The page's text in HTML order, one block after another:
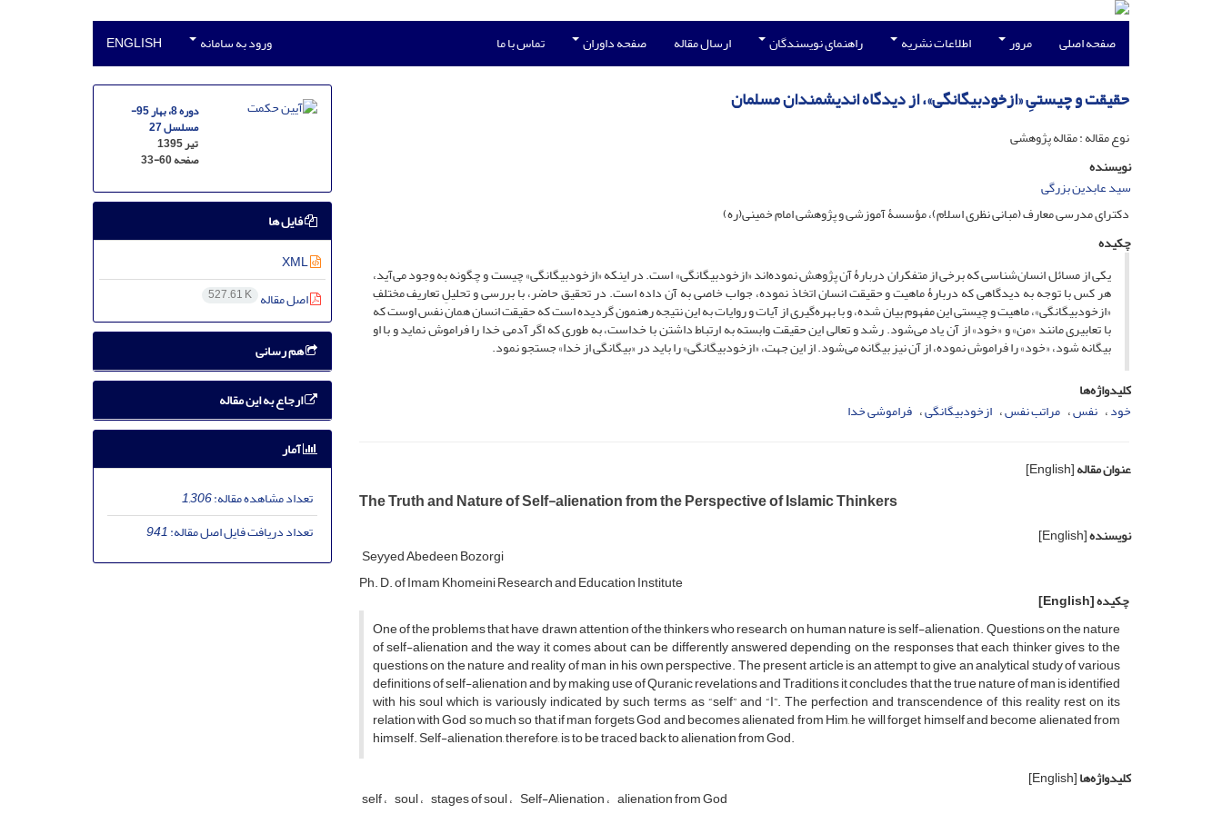
صفحه اصلی مرور اطلاعات نشریه راهنمای نویسندگان ارسال مقاله صفحه داوران تماس با ما ورود به سامانه ENGLISH
حقیقت و چیستیِ «از‌خود‌بیگانگی»، از دیدگاه اندیشمندان مسلمان
نوع مقاله : مقاله پژوهشی
نویسنده
سید عابدین بزرگی
دکترای مدرسی معارف (مبانی نظری اسلام)، مؤسسۀ آموزشی و پژوهشی امام خمینی(ره)
چکیده
یکی از مسائل انسان‌شناسی که برخی از متفکران دربارۀ آن پژوهش نموده‌اند «ازخودبیگانگی» است. در اینکه «ازخودبیگانگی» چیست و چگونه به وجود می‌آید،
هر کس با توجه به دیدگاهی که دربارۀ ماهیت و حقیقت انسان اتخاذ نموده، جواب خاصی به آن داده است. در تحقیق حاضر، با بررسی و تحلیلِ تعاریف مختلفِ
«ازخودبیگانگی»، ماهیت و چیستی این مفهوم بیان شده، و با بهره‌گیری از آیات و روایات به این نتیجه رهنمون گردیده است که حقیقت انسان همان نفس اوست که
با تعابیری مانند «من» و «خود» از آن یاد می‌شود. رشد و تعالی این حقیقت وابسته به ارتباط داشتن با خداست، به طوری که اگر آدمی خدا را فراموش نماید و با او
بیگانه شود، «خود» را فراموش نموده، از آن نیز بیگانه می‌شود. از این جهت، «ازخودبیگانگی» را باید در «بیگانگی از خدا» جستجو نمود.
کلیدواژه‌ها
خود نفس مراتب نفس ازخودبیگانگی فراموشی خدا
عنوان مقاله[English]
The Truth and Nature of Self-alienation from the Perspective of Islamic Thinkers
نویسنده[English]
Seyyed Abedeen Bozorgi
Ph. D. of Imam Khomeini Research and Education Institute
چکیده[English]
One of the problems that have drawn attention of the thinkers who research on human nature is self-alienation. Questions on the nature
of self-alienation and the way it comes about can be differently answered depending on the responses that each thinker gives to the
questions on the nature and reality of man in his own perspective. The present article is an attempt to give an analytical study of various
definitions of self-alienation and by making use of Quranic revelations and Traditions it concludes that the true nature of man is identified
with his soul which is variously indicated by such terms as “self” and “I”. The perfection and transcendence of this reality rest on its
relation with God so much so that if man forgets God and becomes alienated from Him, he will forget himself and become alienated from
himself. Self-alienation, therefore, is to be traced back to alienation from God.
کلیدواژه‌ها[English]
self soul stages of soul Self-Alienation alienation from God
دوره 8، بهار 95-
مسلسل 27
تیر 1395
صفحه33-60
فایل ها
XML
اصل مقاله 527.61 K
هم رسانی
ارجاع به این مقاله
آمار
تعداد مشاهده مقاله:1,306
تعداد دریافت فایل اصل مقاله:941